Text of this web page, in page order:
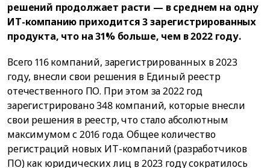
решений продолжает расти — в среднем на одну
ИТ-компанию приходится 3 зарегистрированных
продукта, что на 31% больше, чем в 2022 году.
Всего 116 компаний, зарегистрированных в 2023
году, внесли свои решения в Единый реестр
отечественного ПО. При этом за 2022 год
зарегистрировано 348 компаний, которые внесли
свои решения в реестр, что стало абсолютным
максимумом с 2016 года. Общее количество
регистраций новых ИТ-компаний (разработчиков
ПО) как юридических лиц в 2023 году сократилось